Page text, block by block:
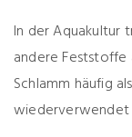
In der Aquakultur
andere
Schlamm häufig
wiederverwendet